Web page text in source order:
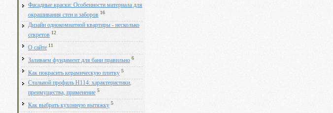
Фасадные краски: Особенности материала для
окрашивания стен и заборов 16
Дизайн однокомнатной квартиры - несколько
секретов 12
О сайте 11
Заливаем фундамент для бани правильно 6
Как покрасить керамическую плитку 5
Стальной профиль Н114: характеристики,
преимущества, применение 5
Как выбрать кухонную вытяжку 5